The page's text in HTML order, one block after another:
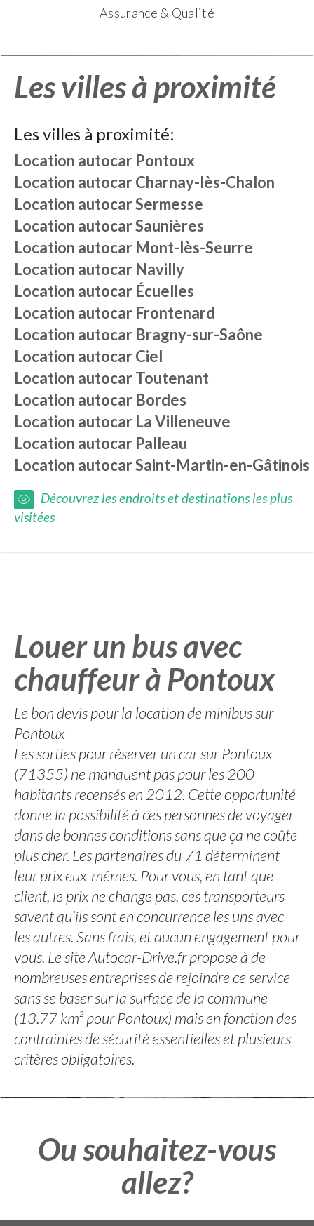
Assurance & Qualité
Les villes à proximité
Les villes à proximité:
Location autocar Pontoux
Location autocarCharnay-lès-Chalon
Location autocarSermesse
Location autocarSaunières
Location autocar Mont-lès-Seurre
Location autocar Navilly
Location autocar Écuelles
Location autocar Frontenard
Location autocar Bragny-sur-Saône
Location autocarCiel
Location autocarToutenant
Location autocar Bordes
Location autocar La Villeneuve
Location autocar Palleau
Location autocarSaint-Martin-en-Gâtinois
Découvrez les endroits et destinations les plus
visitées
Louer un bus avec
chauffeur à Pontoux
Le bon devis pour la location de minibus sur
Pontoux
Les sorties pour réserver un car sur Pontoux
(71355) ne manquent pas pour les 200
habitants recensés en 2012. Cette opportunité
donne la possibilité à ces personnes de voyager
dans de bonnes conditions sans que ça ne coûte
plus cher. Les partenaires du 71 déterminent
leur prix eux-mêmes. Pour vous, en tant que
client, le prix ne change pas, ces transporteurs
savent qu’ils sont en concurrence les uns avec
les autres. Sans frais, et aucun engagement pour
vous. Le site Autocar-Drive.fr propose à de
nombreuses entreprises de rejoindre ce service
sans se baser sur la surface de la commune
(13.77 km² pour Pontoux) mais en fonction des
contraintes de sécurité essentielles et plusieurs
critères obligatoires.
Ou souhaitez-vous
allez?